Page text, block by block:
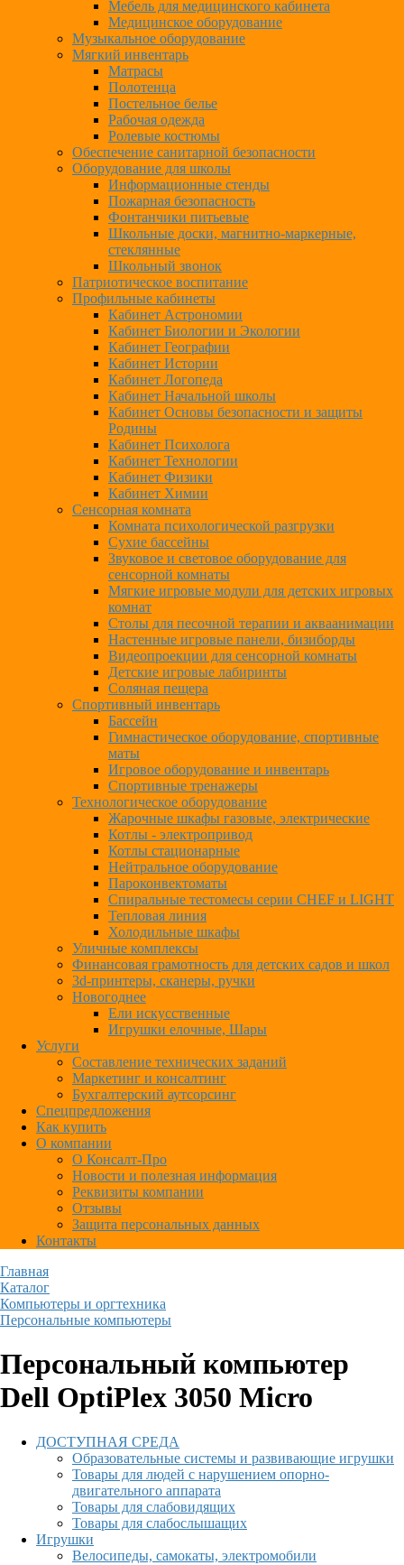
Мебель для медицинского кабинета
Медицинское оборудование
Музыкальное оборудование
Мягкий инвентарь
Матрасы
Полотенца
Постельное белье
Рабочая одежда
Ролевые костюмы
Обеспечение санитарной безопасности
Оборудование для школы
Информационные стенды
Пожарная безопасность
Фонтанчики питьевые
Школьные доски, магнитно-маркерные,
стеклянные
Школьный звонок
Патриотическое воспитание
Профильные кабинеты
Кабинет Астрономии
Кабинет Биологии и Экологии
Кабинет Географии
Кабинет Истории
Кабинет Логопеда
Кабинет Начальной школы
Кабинет Основы безопасности и защиты
Родины
Кабинет Психолога
Кабинет Технологии
Кабинет Физики
Кабинет Химии
Сенсорная комната
Комната психологической разгрузки
Сухие бассейны
Звуковое и световое оборудование для
сенсорной комнаты
Мягкие игровые модули для детских игровых
комнат
Столы для песочной терапии и акваанимации
Настенные игровые панели, бизиборды
Видеопроекции для сенсорной комнаты
Детские игровые лабиринты
Соляная пещера
Спортивный инвентарь
Бассейн
Гимнастическое оборудование, спортивные
маты
Игровое оборудование и инвентарь
Спортивные тренажеры
Технологическое оборудование
Жарочные шкафы газовые, электрические
Котлы - электропривод
Котлы стационарные
Нейтральное оборудование
Пароконвектоматы
Спиральные тестомесы серии CHEF и LIGHT
Тепловая линия
Холодильные шкафы
Уличные комплексы
Финансовая грамотность для детских садов и школ
3d-принтеры, сканеры, ручки
Новогоднее
Ели искусственные
Игрушки елочные, Шары
Услуги
Составление технических заданий
Маркетинг и консалтинг
Бухгалтерский аутсорсинг
Спецпредложения
Как купить
О компании
О Консалт-Про
Новости и полезная информация
Реквизиты компании
Отзывы
Защита персональных данных
Контакты
Главная
Каталог
Компьютеры и оргтехника
Персональные компьютеры
Персональный компьютер
Dell OptiPlex 3050 Micro
ДОСТУПНАЯ СРЕДА
Образовательные системы и развивающие игрушки
Товары для людей с нарушением опорно-
двигательного аппарата
Товары для слабовидящих
Товары для слабослышащих
Игрушки
Велосипеды, самокаты, электромобили